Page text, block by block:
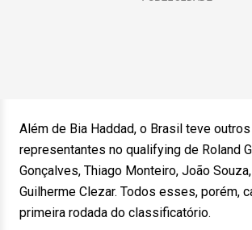
Além de Bia Haddad, o Brasil teve
representantes no qualifying de Roland
Gonçalves, Thiago Monteiro, João
Guilherme Clezar. Todos esses, porém,
primeira rodada do classificatório.